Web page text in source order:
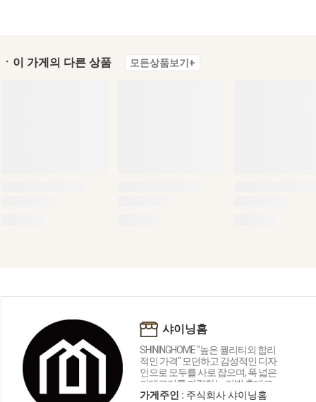
ㆍ이 가게의 다른 상품 모든상품보기+
샤이닝홈
SHININGHOME "높은 퀄리티외 합리
적인 가격" 모던하고 감성적인 디자
인으로 모두를 사로 잡으며, 폭 넓은
카테고리를 자랑하는 리빙 홈데코
인테리어 샤이닝홈입니다.
가게주인 : 주식회사 샤이닝홈